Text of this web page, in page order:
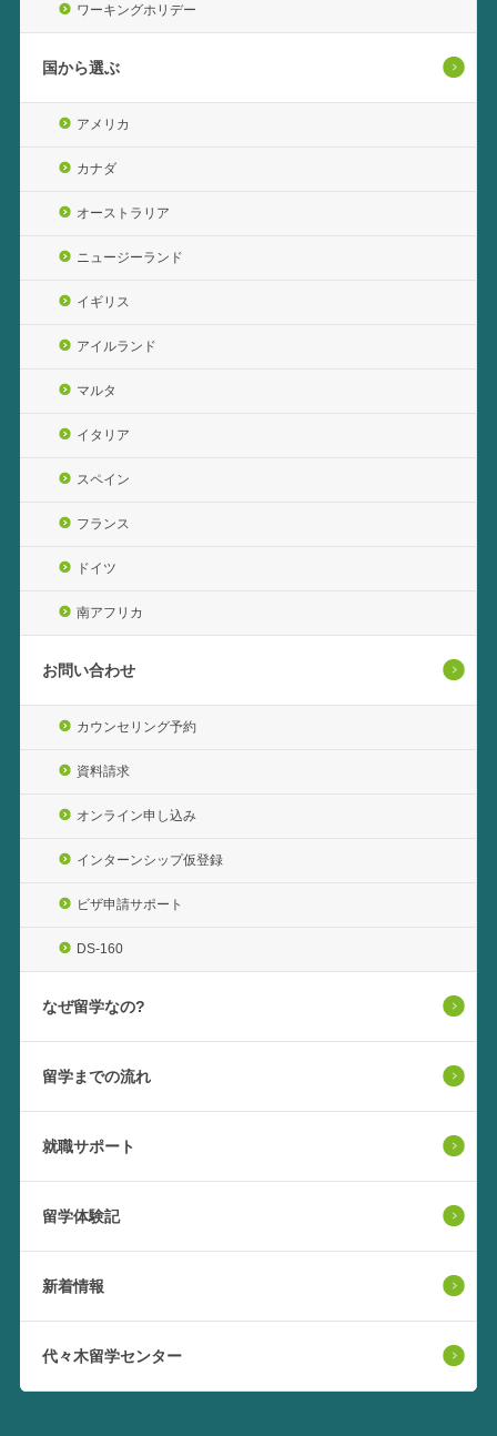
ワーキングホリデー
国から選ぶ
アメリカ
カナダ
オーストラリア
ニュージーランド
イギリス
アイルランド
マルタ
イタリア
スペイン
フランス
ドイツ
南アフリカ
お問い合わせ
カウンセリング予約
資料請求
オンライン申し込み
インターンシップ仮登録
ビザ申請サポート
DS-160
なぜ留学なの?
留学までの流れ
就職サポート
留学体験記
新着情報
代々木留学センター